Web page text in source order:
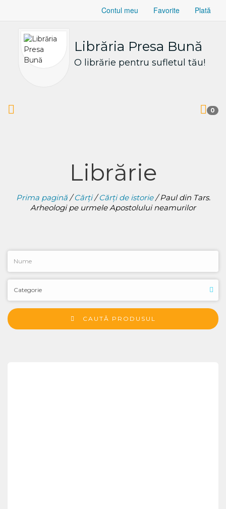
Contul meu Favorite Plată
Librăria Presa Bună
O librărie pentru sufletul tău!
0
Librărie
Prima pagină/Cărți/Cărți de istorie/ Paul din Tars.
Arheologi pe urmele Apostolului neamurilor
CAUTĂ PRODUSUL